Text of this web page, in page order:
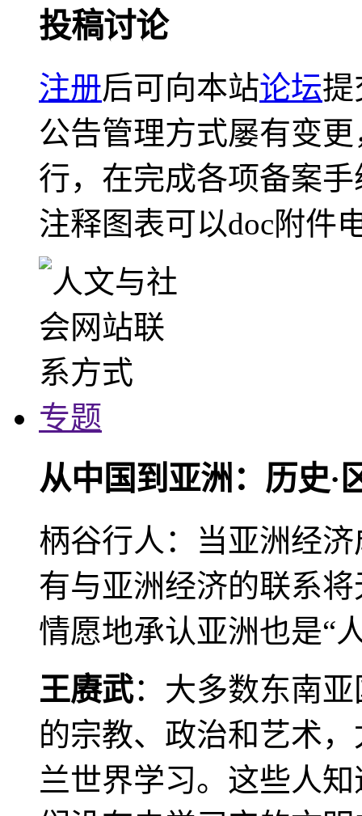
投稿讨论
注册后可向本站论坛提
公告管理方式屡有变
行，在完成各项备案
注释图表可以doc附件
专题
从中国到亚洲：历史·
柄谷行人：当亚洲经
有与亚洲经济的联系
情愿地承认亚洲也是“
王赓武：大多数东南
的宗教、政治和艺术
兰世界学习。这些人